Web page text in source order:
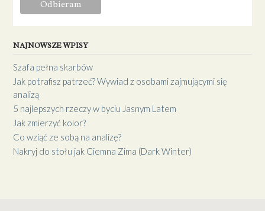
NAJNOWSZE WPISY
Szafa pełna skarbów
Jak potrafisz patrzeć? Wywiad z osobami zajmującymi się
analizą
5 najlepszych rzeczy w byciu Jasnym Latem
Jak zmierzyć kolor?
Co wziąć ze sobą na analizę?
Nakryj do stołu jak Ciemna Zima (Dark Winter)